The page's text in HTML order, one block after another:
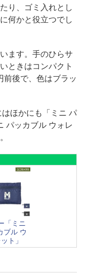
り、ゴミ入れとし
何かと役立つでし
ます。手のひらサ
ときはコンパクト
前後で、色はブラッ
ほかにも「ミニ パ
パッカブル ウォレ
「ミニ
ブル ウ
ト」